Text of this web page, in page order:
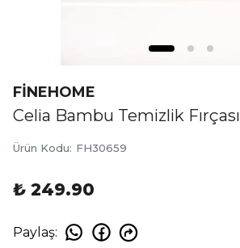
FİNEHOME
Celia Bambu Temizlik Fırçası
Ürün Kodu: FH30659
₺ 249.90
Paylaş: